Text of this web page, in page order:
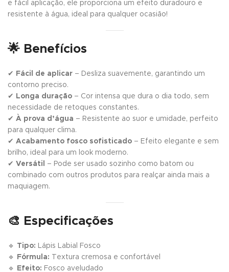
e fácil aplicação, ele proporciona um efeito duradouro e
resistente à água, ideal para qualquer ocasião!
🌟 Benefícios
✔ Fácil de aplicar – Desliza suavemente, garantindo um
contorno preciso.
✔
Longa duração – Cor intensa que dura o dia todo, sem
necessidade de retoques constantes.
✔ À prova d’água – Resistente ao suor e umidade, perfeito
para qualquer clima.
✔ Acabamento fosco sofisticado – Efeito elegante e sem
brilho, ideal para um look moderno.
✔ Versátil
– Pode ser usado sozinho como batom ou
combinado com outros produtos para realçar ainda mais a
maquiagem.
🎨 Especificações
🔹 Tipo: Lápis Labial Fosco
🔹
Fórmula: Textura cremosa e confortável
🔹
Efeito: Fosco aveludado